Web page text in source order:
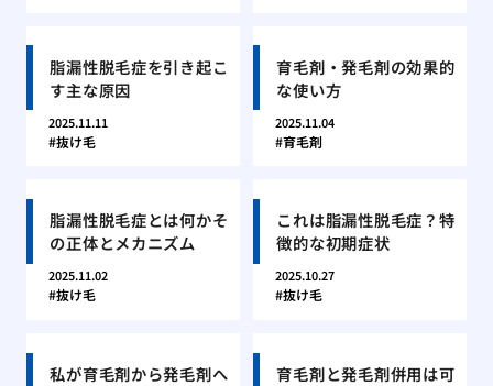
脂漏性脱毛症を引き起こ
す主な原因
2025.11.11
抜け毛
育毛剤・発毛剤の効果的
な使い方
2025.11.04
育毛剤
脂漏性脱毛症とは何かそ
の正体とメカニズム
2025.11.02
抜け毛
これは脂漏性脱毛症？特
徴的な初期症状
2025.10.27
抜け毛
私が育毛剤から発毛剤へ
育毛剤と発毛剤併用は可